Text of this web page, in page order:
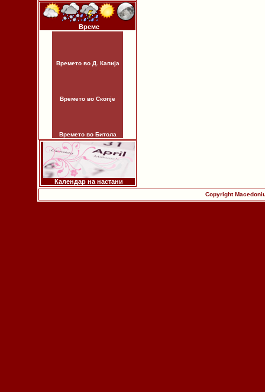
Време
Времето во Д. Капија
Времето во Скопје
Времето во Битола
Календар на настани
Copyright